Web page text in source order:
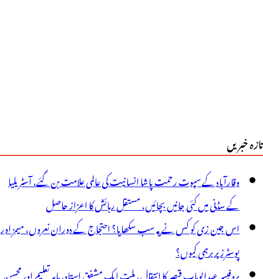
ضعیف
ماں
موت
تازہ خبریں
وقارآباد کے سپوت رحمت پاشا انسانیت کی عالمی علامت بن گئے، آسٹریلیا
کے سڈنی میں کئی جانیں بچائیں، مستقل رہائش کا اعزاز حاصل
اس جین زی کو کس نے یہ سب سکھایا؟ احتجاج کے دوران نعروں، میمز اور
پوسٹرز پر برہمی کیوں؟
پروفیسر عبدالوہاب قیصر کا انتقال، ملت ایک مشفق استاد، ماہرِتعلیم اور محسنِ